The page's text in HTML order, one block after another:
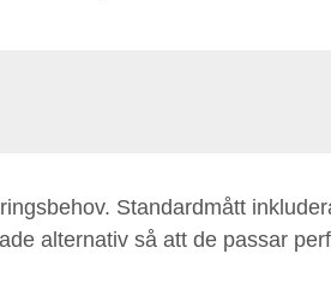
Standardmått
alternativ så att de passar